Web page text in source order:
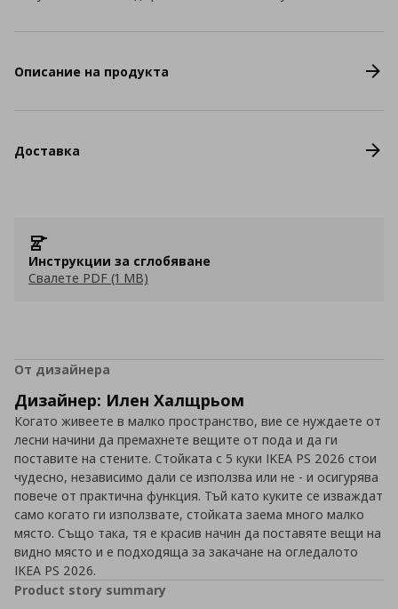
Описание на продукта
Доставка
Инструкции за сглобяване
Свалете PDF (1 MB)
От дизайнера
Дизайнер: Илен Халщрьом
Когато живеете в малко пространство, вие се нуждаете от
лесни начини да премахнете вещите от пода и да ги
поставите на стените. Стойката с 5 куки IKEA PS 2026 стои
чудесно, независимо дали се използва или не - и осигурява
повече от практична функция. Тъй като куките се изваждат
само когато ги използвате, стойката заема много малко
място. Също така, тя е красив начин да поставяте вещи на
видно място и е подходяща за закачане на огледалото
IKEA PS 2026.
Product story summary